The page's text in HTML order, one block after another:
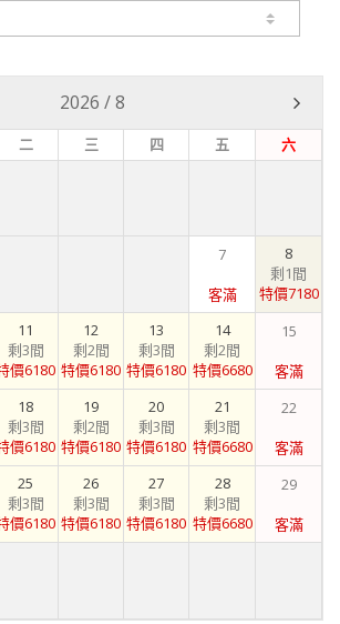
2026 /8
二 三 四 五 六
7
客滿
8
剩1間
特價7180
11
剩3間
價6180
12
剩2間
特價6180
13
剩3間
特價6180
14
剩2間
特價6680
15
客滿
18
剩3間
價6180
19
剩2間
特價6180
20
剩3間
特價6180
21
剩3間
特價6680
22
客滿
25
剩3間
價6180
26
剩3間
特價6180
27
剩3間
特價6180
28
剩3間
特價6680
29
客滿